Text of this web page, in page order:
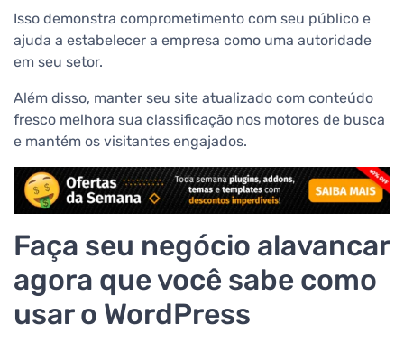
Isso demonstra comprometimento com seu público e
ajuda a estabelecer a empresa como uma autoridade
em seu setor.
Além disso, manter seu site atualizado com conteúdo
fresco melhora sua classificação nos motores de busca
e mantém os visitantes engajados.
Faça seu negócio alavancar
agora que você sabe como
usar o WordPress